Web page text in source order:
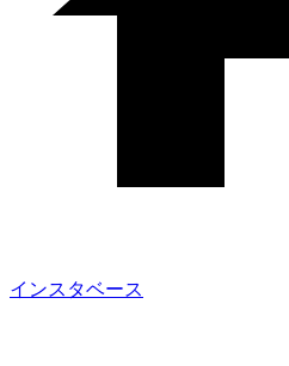
インスタベース